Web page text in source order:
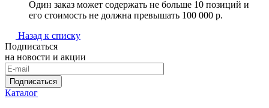
Один заказ может содержать не больше 10 позиций и
его стоимость не должна превышать 100 000 р.
Назад к списку
Подписаться
на новости и акции
Подписаться
Каталог